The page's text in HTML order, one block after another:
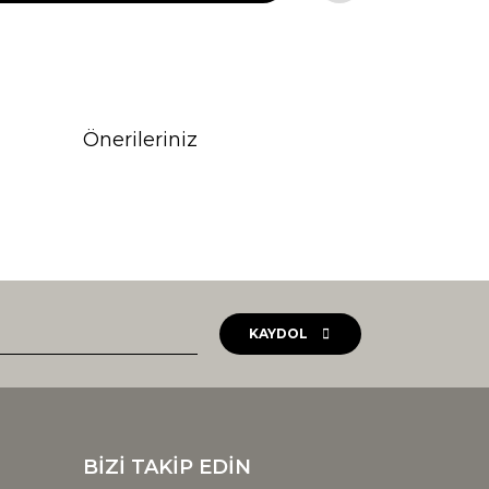
Önerileriniz
KAYDOL
BİZİ TAKİP EDİN